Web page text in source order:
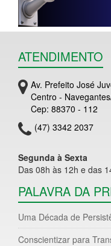
ATENDIMENTO
Av. Prefeito José
Centro -
Cep: 88370 - 112
(47) 3342 2037
Segunda à Sexta
Das 08h às 12h e das
PALAVRA DA
Uma Década de
Conscientizar para